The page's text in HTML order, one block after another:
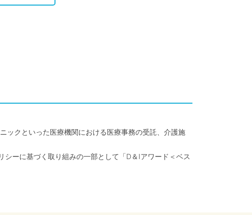
ックといった医療機関における医療事務の受託、介護施
ーに基づく取り組みの一部として「D＆Iアワード＜ベス